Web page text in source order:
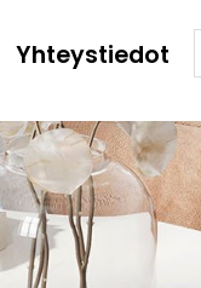
Yhteystiedot